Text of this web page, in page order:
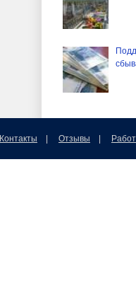
Контакты Отзывы